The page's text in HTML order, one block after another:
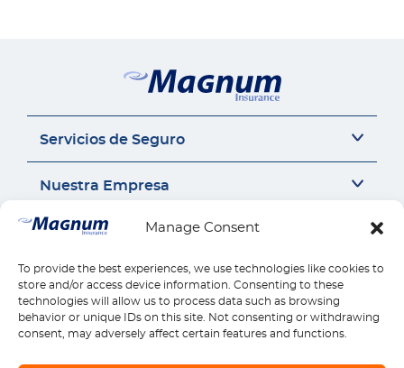
Manage Consent
To provide the best experiences, we use technologies like cookies to
store and/or access device information. Consenting to these
technologies will allow us to process data such as browsing
behavior or unique IDs on this site. Not consenting or withdrawing
consent, may adversely affect certain features and functions.
Servicios de Seguro
Seguro Sr22
Seguro de Motocicleta
Seguro de Auto Comercial
Responsabilidad Civil General
Compensación para Trabajadores
Seguro de Vivienda
Seguro de Salud
Nuestra Empresa
Acerca de Nosotros
Carrera
Seguros por estado
Reseñas
Contáctanos
Contáctanos
Llámanos 1-888-539-2102
Descargar la Aplicación Móvil
Enlaces Rápidos
Reclamos
Pagos